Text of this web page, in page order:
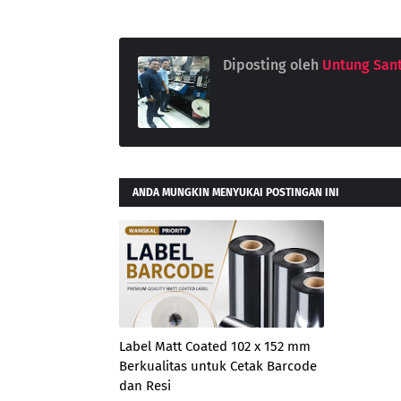
Diposting oleh Untung
ANDA MUNGKIN MENYUKAI POSTINGAN INI
Label Matt Coated 102 x 152 mm
Berkualitas untuk Cetak Barcode
dan Resi